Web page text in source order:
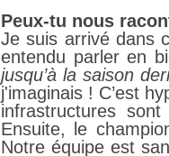
Peux-tu nous
Je suis arrivé dans
entendu parler en
jusqu’à la saison
j'imaginais ! C’est
infrastructures
Ensuite, le
Notre équipe est